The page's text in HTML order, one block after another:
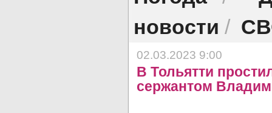
новости /
02.03.2023 9:00
В Тольятти
сержантом